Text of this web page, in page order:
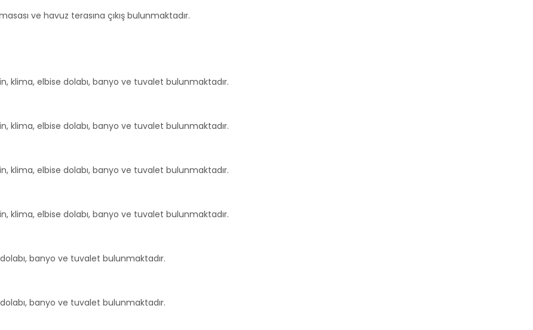
ve havuz terasına çıkış bulunmaktadır.
klima, elbise dolabı, banyo ve tuvalet bulunmaktadır.
klima, elbise dolabı, banyo ve tuvalet bulunmaktadır.
klima, elbise dolabı, banyo ve tuvalet bulunmaktadır.
klima, elbise dolabı, banyo ve tuvalet bulunmaktadır.
banyo ve tuvalet bulunmaktadır.
banyo ve tuvalet bulunmaktadır.